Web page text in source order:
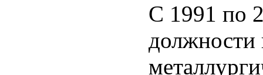
С 1991 по
должности